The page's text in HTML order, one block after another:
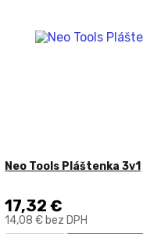
Neo Tools Pláštenka 3v1
17,32 €
14,08 € bez DPH